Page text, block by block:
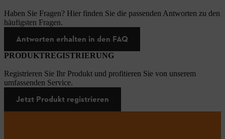
Haben Sie Fragen? Hier finden Sie die passenden Antworten zu den
häufigsten Fragen.
Antworten erhalten in den FAQ
PRODUKTREGISTRIERUNG
Registrieren Sie Ihr Produkt und profitieren Sie von unserem
umfassenden Service.
Jetzt Produkt registrieren